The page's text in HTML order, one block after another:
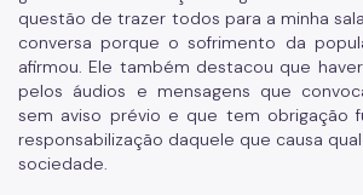
questão de trazer todos para a minha
conversa porque o sofrimento da
afirmou. Ele também destacou que
pelos áudios e mensagens que
sem aviso prévio e que tem obrigação
responsabilização daquele que causa
sociedade.